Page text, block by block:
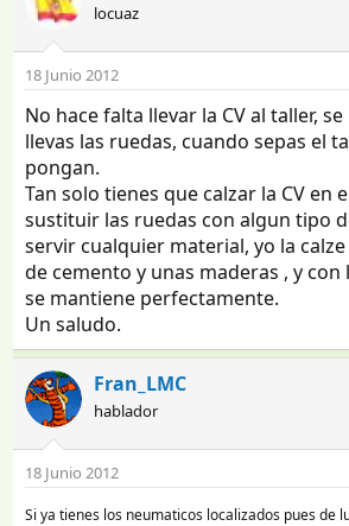
locuaz
18 Junio 2012
No hace falta llevar la CV al taller,
llevas las ruedas, cuando sepas el
pongan.
Tan solo tienes que calzar la CV en
sustituir las ruedas con algun tipo
servir cualquier material, yo la
de cemento y unas maderas , y con
se mantiene perfectamente.
Un saludo.
Fran_LMC
hablador
18 Junio 2012
Si ya tienes los neumaticos localizados pues de